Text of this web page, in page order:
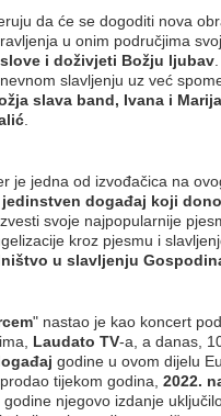
da će se dogoditi nova
u onim područjima
i doživjeti Božju ljubav
slavljenju uz već
slava band, Ivana i
je jedna od izvođačica na
jedinstven događaj koji
svoje najpopularnije
kroz pjesmu i
u slavljenju
" nastao je kao koncert
Laudato TV-a, a danas,
godine u ovom dijelu
tijekom godina, 2022.
godine njegovo izdanje